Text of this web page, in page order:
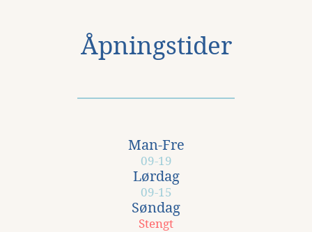
Åpningstider
Man-Fre
09-19
Lørdag
09-15
Søndag
Stengt